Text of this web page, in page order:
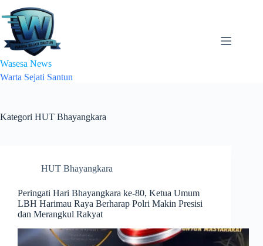
to
content
Wasesa News
Warta Sejati Santun
Kategori HUT Bhayangkara
HUT Bhayangkara
Peringati Hari Bhayangkara ke-80, Ketua Umum
LBH Harimau Raya Berharap Polri Makin Presisi
dan Merangkul Rakyat